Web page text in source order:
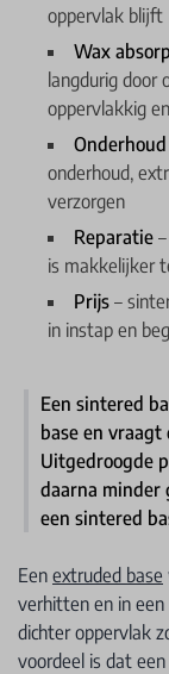
oppervlak blijft
Wax
langdurig door
oppervlakkig
Onderhoud
onderhoud,
verzorgen
Reparatie
is makkelijker
Prijs –
in instap en
Een sintered
base en
Uitgedroogde
daarna minder
een sintered
Een extruded base
verhitten en in
dichter oppervlak
voordeel is dat